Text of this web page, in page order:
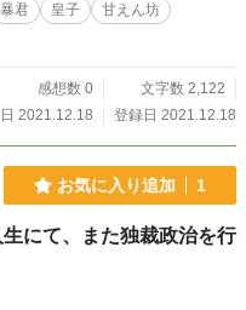
暴君 皇子
甘えん坊
感想数 0
文字数 2,122
2021.12.18
登録日 2021.12.18
お気に入り追加 1
にて、また独裁政治を行